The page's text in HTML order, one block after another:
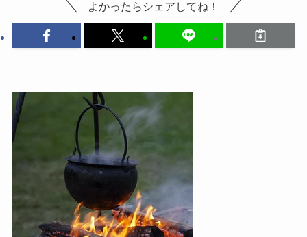
よかったらシェアしてね！